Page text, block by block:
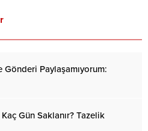
Gönderi Paylaşamıyorum:
Gün Saklanır? Tazelik